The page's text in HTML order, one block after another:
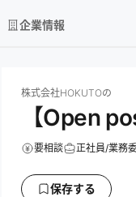
企業情報
株式会社HOKUTOの
【Open
要相談 正社員/業務
保存する